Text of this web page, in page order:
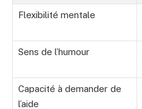
Flexibilité mentale
Sens de l’humour
Capacité à demander de
l’aide